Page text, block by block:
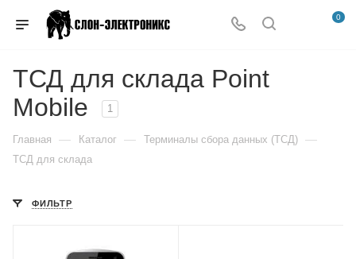
0
ТСД для склада Point
Mobile
1
Главная — Каталог — Терминалы сбора данных (ТСД) —
ТСД для склада
ФИЛЬТР